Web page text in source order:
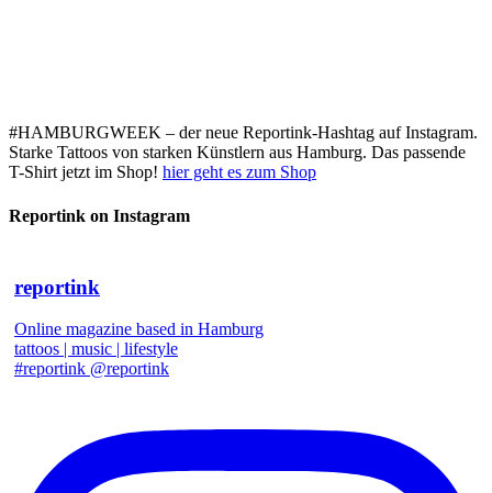
#HAMBURGWEEK – der neue Reportink-Hashtag auf Instagram.
Starke Tattoos von starken Künstlern aus Hamburg. Das passende
T-Shirt jetzt im Shop! hier geht es zum Shop
Reportink on Instagram
reportink
Online magazine based in Hamburg
tattoos | music | lifestyle
#reportink @reportink